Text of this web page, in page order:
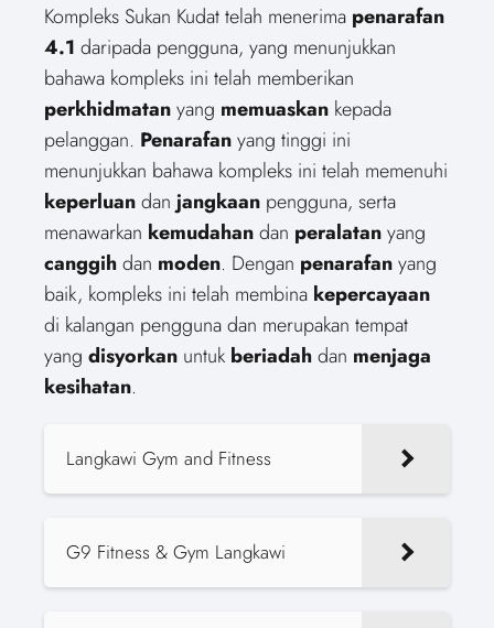
Kompleks Sukan Kudat telah menerima penarafan
4.1 daripada pengguna, yang menunjukkan
bahawa kompleks ini telah memberikan
perkhidmatanyang memuaskan kepada
pelanggan. Penarafanyang tinggi ini
menunjukkan bahawa kompleks ini telah memenuhi
keperluandan jangkaan pengguna, serta
menawarkan kemudahandan peralatanyang
canggihdan moden. Dengan penarafanyang
baik, kompleks ini telah membina kepercayaan
di kalangan pengguna dan merupakan tempat
yang disyorkan untuk beriadahdan menjaga
kesihatan.
Langkawi Gym and Fitness
G9 Fitness & Gym Langkawi